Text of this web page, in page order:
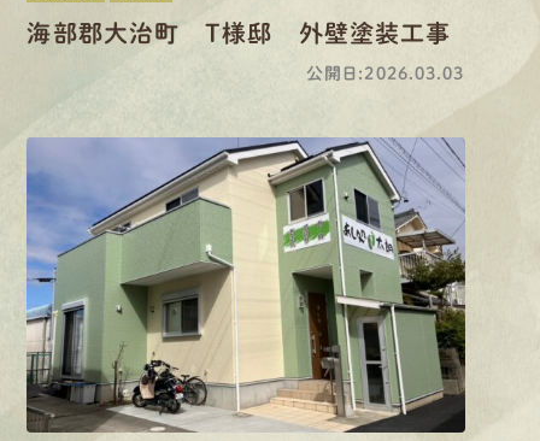
海部郡大治町 T様邸 外壁塗装工事
公開日:2026.03.03